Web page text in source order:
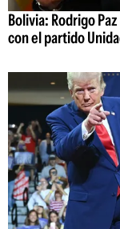
Bolivia: Rodrigo
con el partido